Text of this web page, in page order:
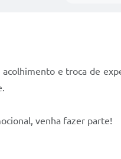
e troca de
venha fazer parte!